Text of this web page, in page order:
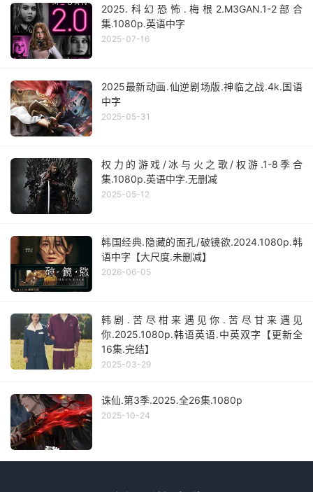
2025.科幻恐怖.梅根2.M3GAN.1-2部合
集.1080p.英语中字
2025-07-16
2025最新动画.仙逆剧场版.神临之战.4k.国语
中字
2025-05-31
权力的游戏/冰与火之歌/权游.1-8季合
集.1080p.英语中字.无删减
2025-05-12
韩国经典.隐藏的面孔/破镜欲.2024.1080p.韩
语中字【大尺度.未删减】
2026-06-05
韩剧.苦尽柑来遇见你.苦尽甘来遇见
你.2025.1080p.韩语英语.中英双字【更新全
16集.完结】
2025-03-29
诛仙.第3季.2025.全26集.1080p
2025-10-24